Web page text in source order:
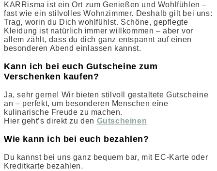
KARRisma ist ein Ort zum Genießen und Wohlfühlen –
fast wie ein stilvolles Wohnzimmer. Deshalb gilt bei uns:
Trag, worin du Dich wohlfühlst. Schöne, gepflegte
Kleidung ist natürlich immer willkommen – aber vor
allem zählt, dass du dich ganz entspannt auf einen
besonderen Abend einlassen kannst.
Kann ich bei euch Gutscheine zum
Verschenken kaufen?
Ja, sehr gerne! Wir bieten stilvoll gestaltete Gutscheine
an – perfekt, um besonderen Menschen eine
kulinarische Freude zu machen.
Hier geht’s direkt zu den Gutscheinen
Wie kann ich bei euch bezahlen?
Du kannst bei uns ganz bequem bar, mit EC-Karte oder
Kreditkarte bezahlen.